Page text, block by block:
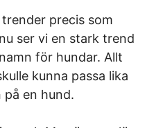
precis som
ser vi en stark trend
för hundar. Allt
kunna passa lika
på en hund.